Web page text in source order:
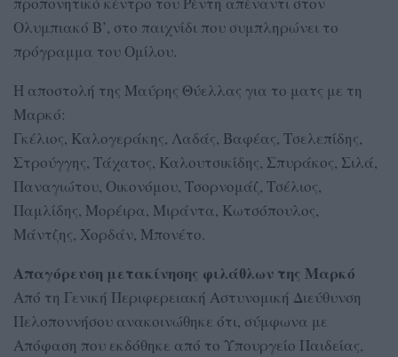
Ολυμπιακό Β’, στο παιχνίδι που συμπληρώνει το
πρόγραμμα του Ομίλου.
Η αποστολή της Μαύρης Θύελλας για το ματς με τη
Μαρκό:
Γκέλιος, Καλογεράκης, Λαδάς, Βαφέας, Τσελεπίδης,
Στρούγγης, Τάχατος, Καλουτσικίδης, Σπυράκος, Σιλά,
Παναγιώτου, Οικονόμου, Τσορνομάζ, Τσέλιος,
Παμλίδης, Μορέιρα, Μιράντα, Κωτσόπουλος,
Μάντζης, Χορδάν, Μπονέτο.
Απαγόρευση μετακίνησης φιλάθλων της Μαρκό
Από τη Γενική Περιφερειακή Αστυνομική Διεύθυνση
Πελοποννήσου ανακοινώθηκε ότι, σύμφωνα με
Απόφαση που εκδόθηκε από το Υπουργείο Παιδείας,